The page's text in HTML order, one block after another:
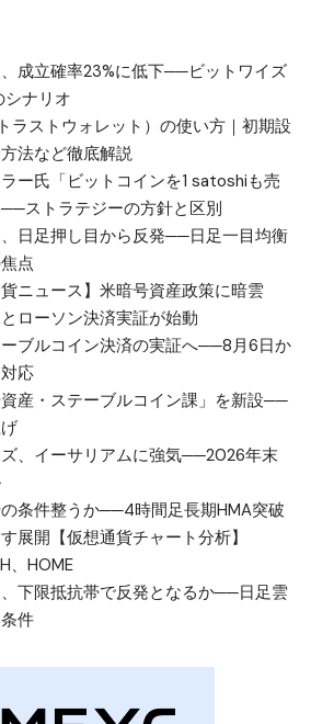
成立確率23%に低下──ビットワイズ
シナリオ
ラストウォレット）の使い方｜初期設
法など徹底解説
ー氏「ビットコインを1 satoshiも売
ストラテジーの方針と区別
日足押し目から反発──日足一目均衡
点
貨ニュース】米暗号資産政策に暗雲
ローソン決済実証が始動
ブルコイン決済の実証へ──8月6日か
応
産・ステーブルコイン課」を新設──
、イーサリアムに強気──2026年末
条件整うか──4時間足長期HMA突破
展開【仮想通貨チャート分析】
、HOME
下限抵抗帯で反発となるか──日足雲
条件